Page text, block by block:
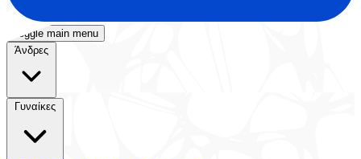
Toggle main menu
Άνδρες
Γυναίκες